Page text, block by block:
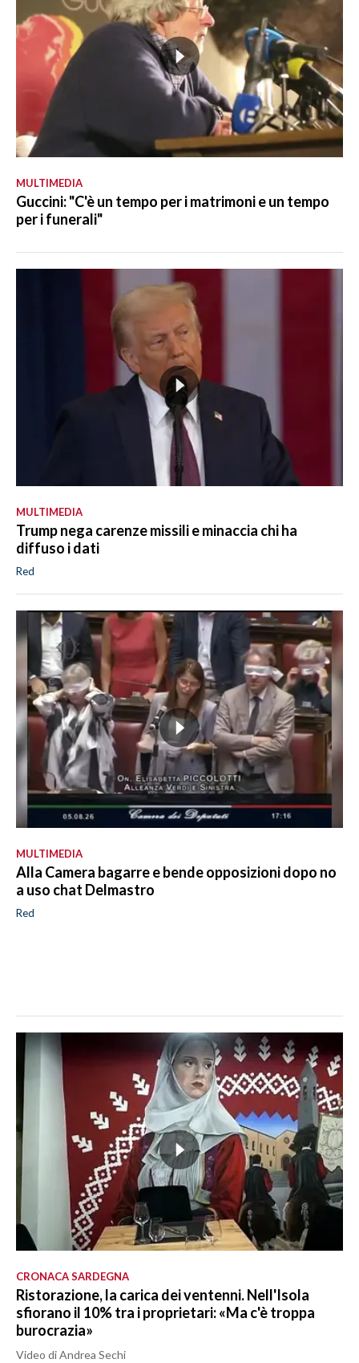
MULTIMEDIA
Guccini: "C'è un tempo per i matrimoni e un tempo
per i funerali"
MULTIMEDIA
Trump nega carenze missili e minaccia chi ha
diffuso i dati
Red
MULTIMEDIA
Alla Camera bagarre e bende opposizioni dopo no
a uso chat Delmastro
Red
CRONACA SARDEGNA
Ristorazione, la carica dei ventenni. Nell'Isola
sfiorano il 10% tra i proprietari: «Ma c'è troppa
burocrazia»
Video di Andrea Sechi